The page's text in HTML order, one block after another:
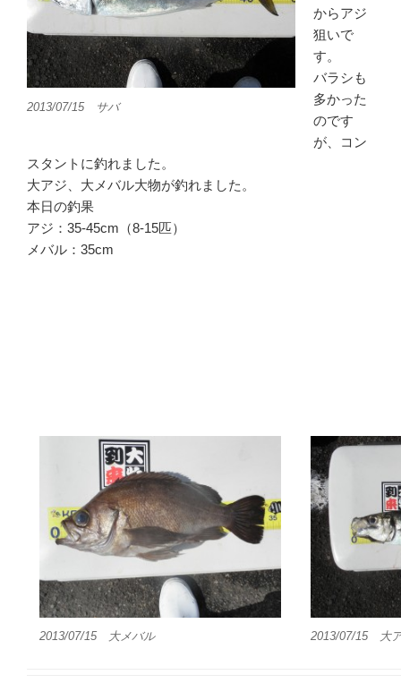
2013/07/15 サバ
からアジ
狙いで
す。
バラシも
多かった
のです
が、コン
スタントに釣れました。
大アジ、大メバル大物が釣れました。
本日の釣果
アジ：35-45cm（8-15匹）
メバル：35cm
2013/07/15 大メバル 2013/07/15 大